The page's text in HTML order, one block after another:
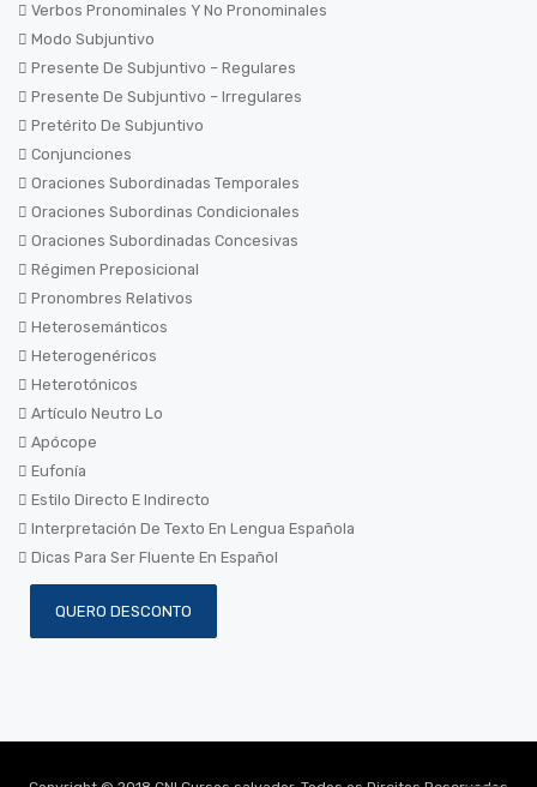
Verbos Pronominales Y No Pronominales
Modo Subjuntivo
Presente De Subjuntivo – Regulares
Presente De Subjuntivo – Irregulares
Pretérito De Subjuntivo
Conjunciones
Oraciones Subordinadas Temporales
Oraciones Subordinas Condicionales
Oraciones Subordinadas Concesivas
Régimen Preposicional
Pronombres Relativos
Heterosemánticos
Heterogenéricos
Heterotónicos
Artículo Neutro Lo
Apócope
Eufonía
Estilo Directo E Indirecto
Interpretación De Texto En Lengua Española
Dicas Para Ser Fluente En Español
QUERO DESCONTO